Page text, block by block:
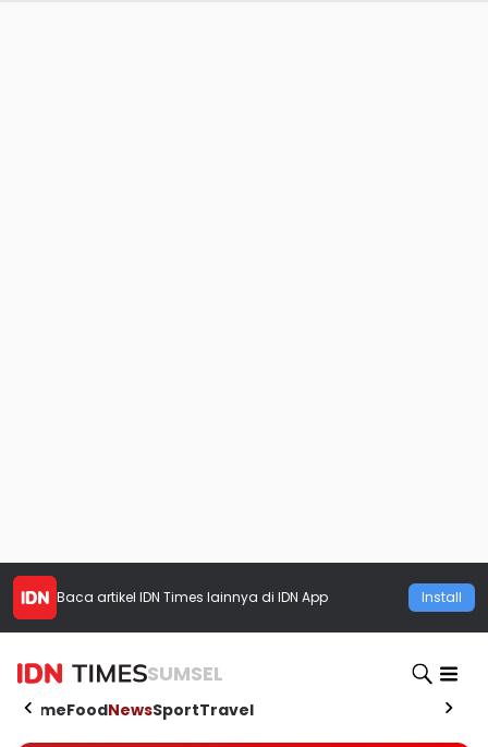
Baca artikel IDN Times lainnya di IDN App Install
SUMSEL
HomeFoodNewsSportTravel